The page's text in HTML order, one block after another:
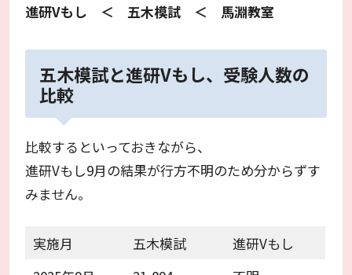
進研Vもし ＜ 五木模試 ＜ 馬淵教室
五木模試と進研Vもし、受験人数の
比較
比較するといっておきながら、
進研Vもし9月の結果が行方不明のため分からずす
みません。
実施月 五木模試
進研Vもし